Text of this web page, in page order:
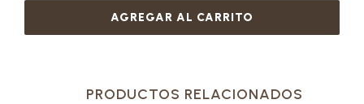
AGREGAR AL CARRITO
PRODUCTOS RELACIONADOS